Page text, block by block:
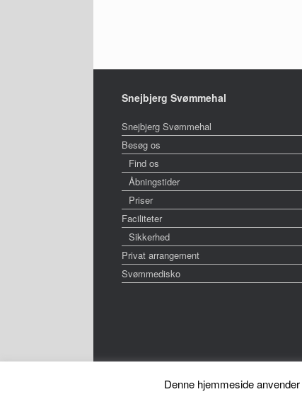
Snejbjerg Svømmehal
Snejbjerg Svømmehal
Besøg os
Find os
Åbningstider
Priser
Faciliteter
Sikkerhed
Privat arrangement
Svømmedisko
Denne hjemmeside